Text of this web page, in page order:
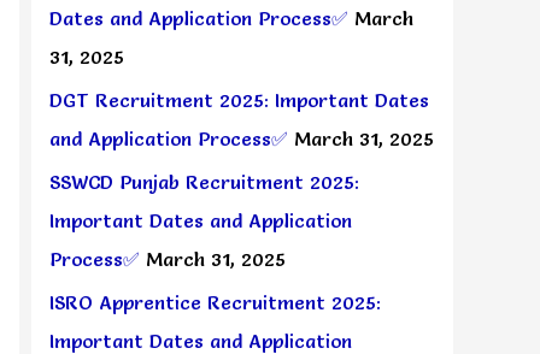
Dates and Application Process✅ March
31, 2025
DGT Recruitment 2025: Important Dates
and Application Process✅ March 31, 2025
SSWCD Punjab Recruitment 2025:
Important Dates and Application
Process✅ March 31, 2025
ISRO Apprentice Recruitment 2025:
Important Dates and Application